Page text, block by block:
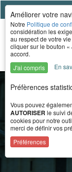
Durant la
du CERAH
vendredi.
Améliorer votre
Notre Politique de
considération les
au respect de votre
cliquer sur le bouton
accord.
J'ai compris
En
Préfèrences
Vous pouvez
AUTORISER le suivi
cookies pour notre
merci de définir vos
Préférences